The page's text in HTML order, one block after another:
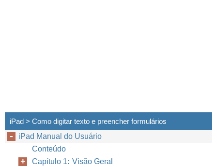
iPad > Como digitar texto e preencher formulários
iPad Manual do Usuário
Conteúdo
Capítulo 1: Visão Geral